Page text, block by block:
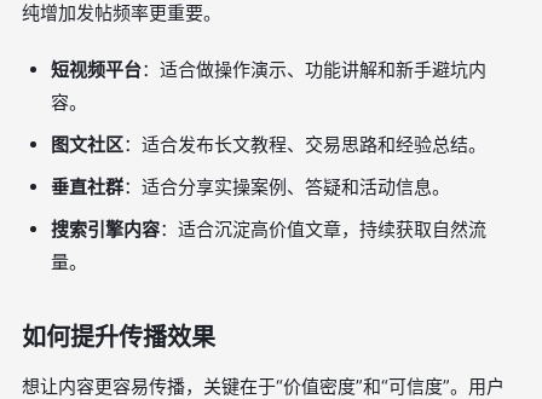
纯增加发帖频率更重要。
短视频平台：适合做操作演示、功能讲解和新手避坑内
容。
图文社区：适合发布长文教程、交易思路和经验总结。
垂直社群：适合分享实操案例、答疑和活动信息。
搜索引擎内容：适合沉淀高价值文章，持续获取自然流
量。
如何提升传播效果
想让内容更容易传播，关键在于“价值密度”和“可信度”。用户